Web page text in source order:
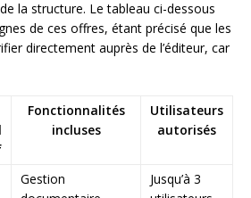
la structure. Le tableau ci-dessous
de ces offres, étant précisé que les
directement auprès de l’éditeur, car
Fonctionnalités
incluses
Utilisateurs
autorisés
Gestion
Jusqu’à 3